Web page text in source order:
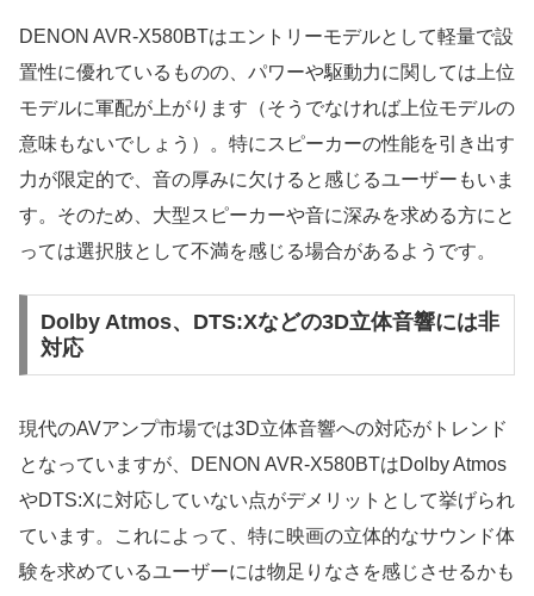
DENON AVR-X580BTはエントリーモデルとして軽量で設
置性に優れているものの、パワーや駆動力に関しては上位
モデルに軍配が上がります（そうでなければ上位モデルの
意味もないでしょう）。特にスピーカーの性能を引き出す
力が限定的で、音の厚みに欠けると感じるユーザーもいま
す。そのため、大型スピーカーや音に深みを求める方にと
っては選択肢として不満を感じる場合があるようです。
Dolby Atmos、DTS:Xなどの3D立体音響には非
対応
現代のAVアンプ市場では3D立体音響への対応がトレンド
となっていますが、DENON AVR-X580BTはDolby Atmos
やDTS:Xに対応していない点がデメリットとして挙げられ
ています。これによって、特に映画の立体的なサウンド体
験を求めているユーザーには物足りなさを感じさせるかも